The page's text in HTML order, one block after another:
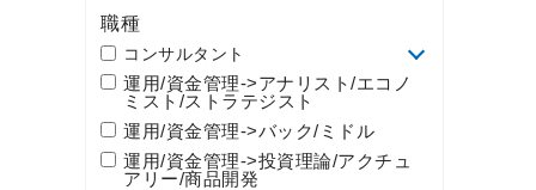
職種
コンサルタント
運用/資金管理->アナリスト/エコノ
ミスト/ストラテジスト
運用/資金管理->バック/ミドル
運用/資金管理->投資理論/アクチュ
アリー/商品開発